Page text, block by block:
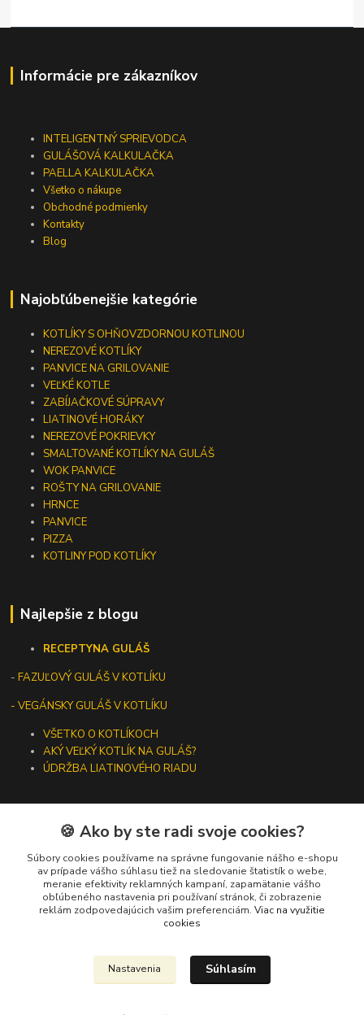
Informácie pre zákazníkov
INTELIGENTNÝ SPRIEVODCA
GULÁŠOVÁ KALKULAČKA
PAELLA KALKULAČKA
Všetko o nákupe
Obchodné podmienky
Kontakty
Blog
Najobľúbenejšie kategórie
KOTLÍKY S OHŇOVZDORNOU KOTLINOU
NEREZOVÉ KOTLÍKY
PANVICE NA GRILOVANIE
VEĽKÉ KOTLE
ZABÍJAČKOVÉ SÚPRAVY
LIATINOVÉ HORÁKY
NEREZOVÉ POKRIEVKY
SMALTOVANÉ KOTLÍKY NA GULÁŠ
WOK PANVICE
ROŠTY NA GRILOVANIE
HRNCE
PANVICE
PIZZA
KOTLINY POD KOTLÍKY
Najlepšie z blogu
RECEPTYNA GULÁŠ
-FAZUĽOVÝ GULÁŠ V KOTLÍKU
- VEGÁNSKY GULÁŠ V KOTLÍKU
VŠETKO O KOTLÍKOCH
AKÝ VEĽKÝ KOTLÍK NA GULÁŠ?
ÚDRŽBA LIATINOVÉHO RIADU
Kontakty
+421 919 275 553
(Po-Pia, 10-13 hod.)
🍪 Ako by ste radi svoje cookies?
Súbory cookies používame na správne fungovanie nášho e-shopu
av prípade vášho súhlasu tiež na sledovanie štatistík o webe,
meranie efektivity reklamných kampaní, zapamätanie vášho
obľúbeného nastavenia pri používaní stránok, či zobrazenie
reklám zodpovedajúcich vašim preferenciám. Viac na využitie
cookies
Nastavenia Súhlasím